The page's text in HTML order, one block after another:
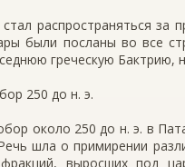
распространяться за
были посланы во все
греческую
250 до н. э.
около 250 до н. э. в
шла о примирении
выросших под